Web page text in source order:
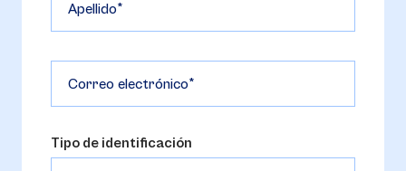
Apellido
Correo electrónico
Tipo de identificación